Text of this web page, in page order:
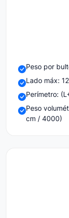
Peso por
Lado máx:
Perímetro:
Peso
cm / 4000)